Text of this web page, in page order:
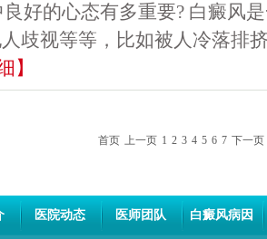
好的心态有多重要? 白癜风
歧视等等，比如被人冷落排
】
首页 上一页 1 2 3 4 5 6 7 下一页
医院动态 医师团队 白癜风病因